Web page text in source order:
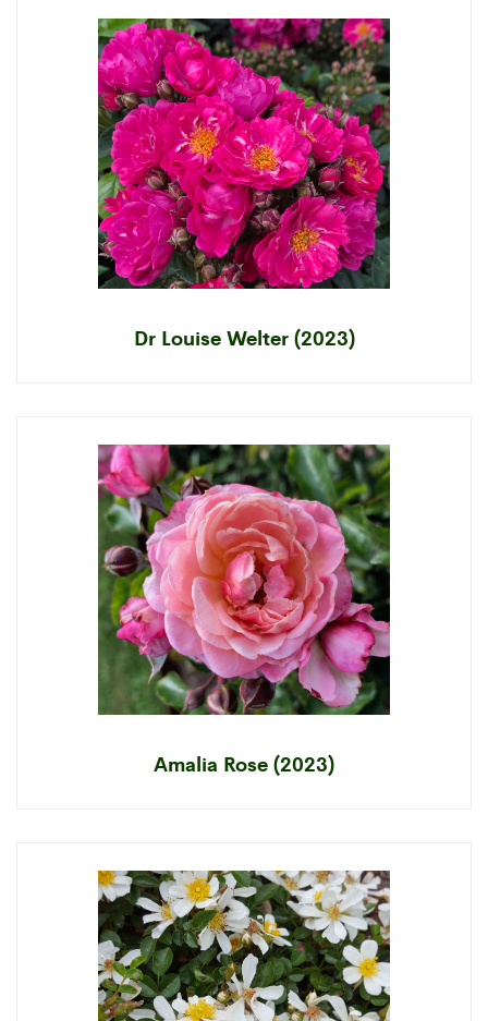
Dr Louise Welter (2023)
Amalia Rose (2023)